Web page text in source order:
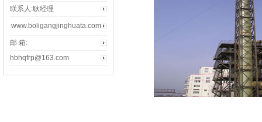
联系人:耿经理
www.boligangjinghuata.com
邮 箱:
hbhqfrp@163.com